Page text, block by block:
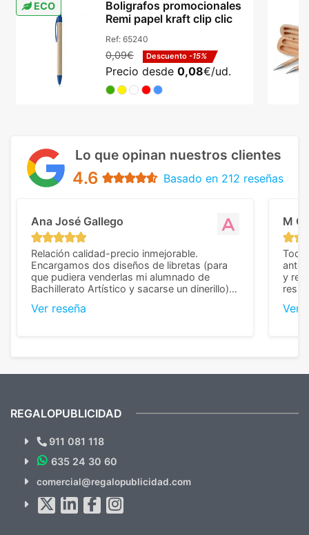
ECO
Boligrafos promocionales
Remi papel kraft clip clic
Ref: 65240
0,09€ Descuento -15%
Precio desde 0,08€/ud.
Lo que opinan nuestros clientes
4.6 Basado en 212 reseñas
Ana José Gallego
Relación calidad-precio inmejorable.
Encargamos dos diseños de libretas (para
que pudiera venderlas mi alumnado de
Bachillerato Artístico y sacarse un dinerillo) y
diferencia, con libretas de muy buena calidad
Ver reseña
M C
Todo
y
Ver
¿Quieres ver nuestras últimas
Novedades y Ofertas?
hacemos Spam)
REGALOPUBLICIDAD
911 081 118
635 24 30 60
comercial@regalopublicidad.com